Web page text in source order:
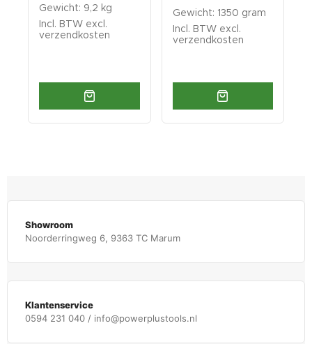
Gewicht: 9,2 kg
Incl. BTW excl.
verzendkosten
Gewicht: 1350 gram
Incl. BTW excl.
verzendkosten
Showroom
Noorderringweg 6, 9363 TC Marum
Klantenservice
0594 231 040 / info@powerplustools.nl